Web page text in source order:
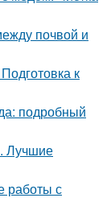
почвой и
к
подробный
Лучшие
работы с